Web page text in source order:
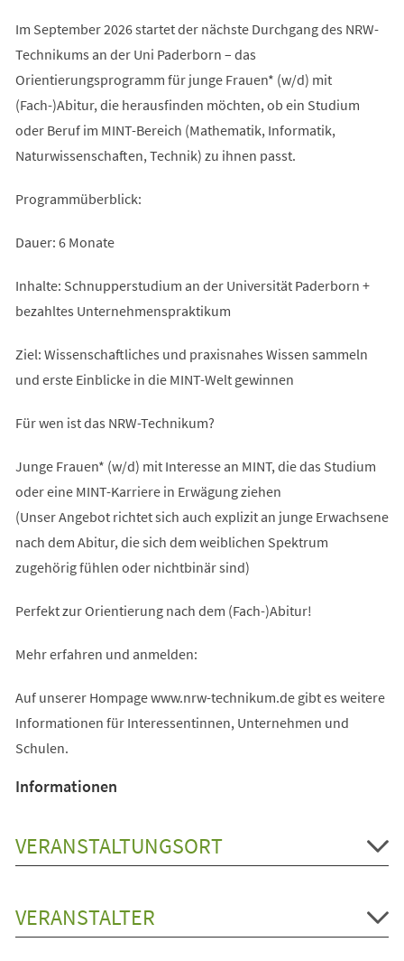
Im September 2026 startet der nächste Durchgang des NRW-
Technikums an der Uni Paderborn – das
Orientierungsprogramm für junge Frauen* (w/d) mit
(Fach-)Abitur, die herausfinden möchten, ob ein Studium
oder Beruf im MINT-Bereich (Mathematik, Informatik,
Naturwissenschaften, Technik) zu ihnen passt.
Programmüberblick:
Dauer: 6 Monate
Inhalte: Schnupperstudium an der Universität Paderborn +
bezahltes Unternehmenspraktikum
Ziel: Wissenschaftliches und praxisnahes Wissen sammeln
und erste Einblicke in die MINT-Welt gewinnen
Für wen ist das NRW-Technikum?
Junge Frauen* (w/d) mit Interesse an MINT, die das Studium
oder eine MINT-Karriere in Erwägung ziehen
(Unser Angebot richtet sich auch explizit an junge Erwachsene
nach dem Abitur, die sich dem weiblichen Spektrum
zugehörig fühlen oder nichtbinär sind)
Perfekt zur Orientierung nach dem (Fach-)Abitur!
Mehr erfahren und anmelden:
Auf unserer Hompage www.nrw-technikum.de gibt es weitere
Informationen für Interessentinnen, Unternehmen und
Schulen.
Informationen
VERANSTALTUNGSORT
VERANSTALTER